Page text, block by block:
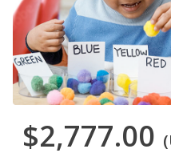
$2,777.00